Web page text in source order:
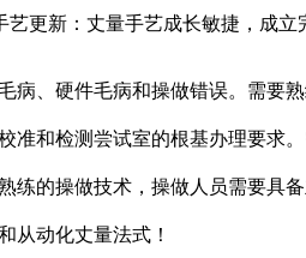
更新：丈量手艺成长敏捷，成
硬件毛病和操做错误。需要熟
和检测尝试室的根基办理要求
的操做技术，操做人员需要具
从动化丈量法式！